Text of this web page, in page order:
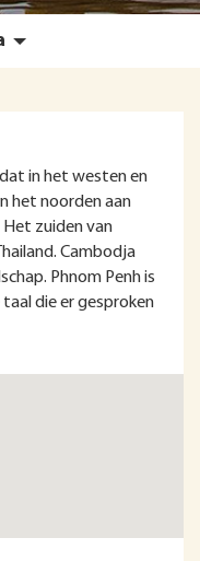
in het westen en
het noorden aan
Het zuiden van
Cambodja
Phnom Penh is
die er gesproken